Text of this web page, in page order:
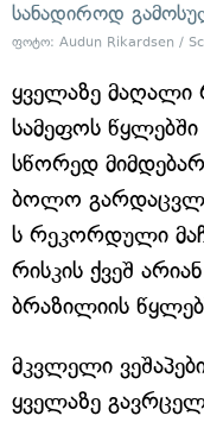
სანადიროდ
ფოტო: Audun Rikardsen /
ყველაზე მაღალი
სამეფოს წყლებში
სწორედ
ბოლო
ს რეკორდული
რისკის ქვეშ
ბრაზილიის
მკვლელი
ყველაზე